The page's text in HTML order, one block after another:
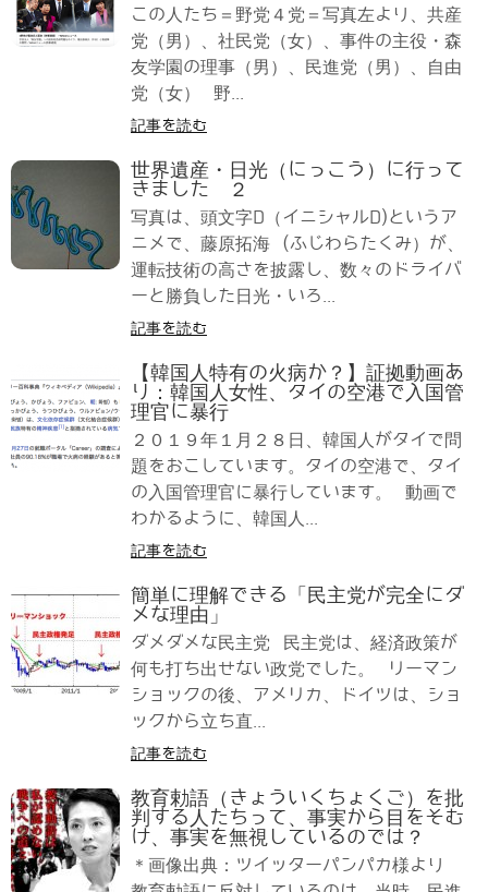
この人たち＝野党４党＝写真左より、共産
党（男）、社民党（女）、事件の主役・森
友学園の理事（男）、民進党（男）、自由
党（女） 野...
記事を読む
世界遺産・日光（にっこう）に行って
きました ２
写真は、頭文字D（イニシャルD)というア
ニメで、藤原拓海 (ふじわらたくみ）が、
運転技術の高さを披露し、数々のドライバ
ーと勝負した日光・いろ...
記事を読む
【韓国人特有の火病か？】証拠動画あ
り：韓国人女性、タイの空港で入国管
理官に暴行
２０１９年１月２８日、韓国人がタイで問
題をおこしています。タイの空港で、タイ
の入国管理官に暴行しています。 動画で
わかるように、韓国人...
記事を読む
簡単に理解できる「民主党が完全にダ
メな理由」
ダメダメな民主党 民主党は、経済政策が
何も打ち出せない政党でした。 リーマン
ショックの後、アメリカ、ドイツは、ショ
ックから立ち直...
記事を読む
教育勅語（きょういくちょくご）を批
判する人たちって、事実から目をそむ
け、事実を無視しているのでは？
＊画像出典：ツイッターパンパカ様より